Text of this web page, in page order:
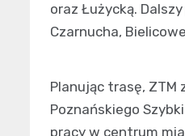
oraz Łużycką.
Czarnucha,
Planując trasę, ZTM
Poznańskiego
pracy w centrum